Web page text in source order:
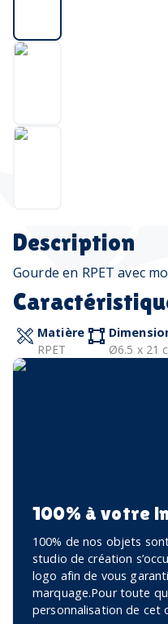
Description
Gourde en RPET avec
Matière
RPET
Ø6.5 x 21
100% à votre
100% de nos objets
studio de création
logo afin de vous
marquage.Pour toute
personnalisation de cet